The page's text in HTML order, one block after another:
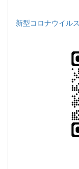
新型コロナウイル